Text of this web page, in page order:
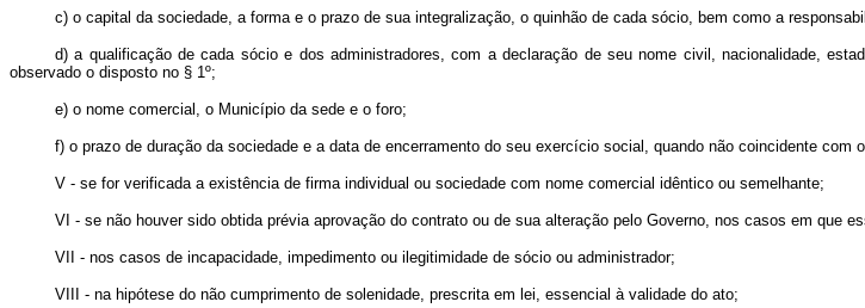
c) o capital da sociedade, a forma e o prazo de sua integralização, o quinhão de cada sócio, bem como a
d) a qualificação de cada sócio e dos administradores, com a declaração de seu nome civil, nacionalidade,
observado o disposto no § 1º;
e) o nome comercial, o Município da sede e o foro;
f) o prazo de duração da sociedade e a data de encerramento do seu exercício social, quando não coincidente com
V - se for verificada a existência de firma individual ou sociedade com nome comercial idêntico ou semelhante;
VI - se não houver sido obtida prévia aprovação do contrato ou de sua alteração pelo Governo, nos casos em que
VII - nos casos de incapacidade, impedimento ou ilegitimidade de sócio ou administrador;
VIII - na hipótese do não cumprimento de solenidade, prescrita em lei, essencial à validade do ato;